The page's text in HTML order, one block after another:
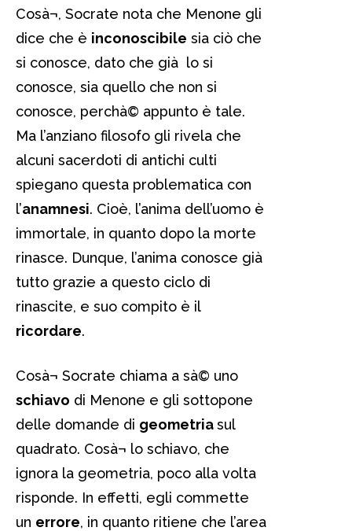
Cosà¬, Socrate nota che Menone gli
dice che è inconoscibile sia ciò che
si conosce, dato che già lo si
conosce, sia quello che non si
conosce, perchà© appunto è tale.
Ma l’anziano filosofo gli rivela che
alcuni sacerdoti di antichi culti
spiegano questa problematica con
l’anamnesi. Cioè, l’anima dell’uomo è
immortale, in quanto dopo la morte
rinasce. Dunque, l’anima conosce già
tutto grazie a questo ciclo di
rinascite, e suo compito è il
ricordare.
Cosà¬ Socrate chiama a sà© uno
schiavo di Menone e gli sottopone
delle domande di geometriasul
quadrato. Cosà¬ lo schiavo, che
ignora la geometria, poco alla volta
risponde. In effetti, egli commette
un errore, in quanto ritiene che l’area